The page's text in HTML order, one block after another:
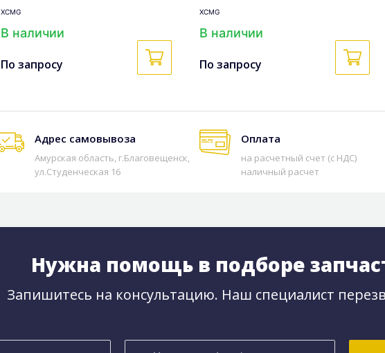
XCMG
В наличии
По запросу
XCMG
В наличии
По запросу
Адрес самовывоза
Амурская область, г.Благовещенск,
ул.Студенческая 16
Оплата
на расчетный счет (с НДС)
наличный расчет
Нужна помощь в подборе
Запишитесь на консультацию. Наш специалист